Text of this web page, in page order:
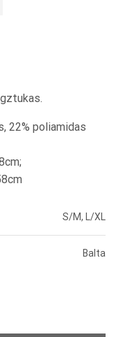
22% poliamidas
S/M, L/XL
Balta